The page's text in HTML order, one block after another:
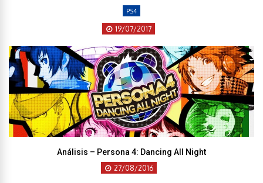
PS4
19/07/2017
Análisis – Persona 4: Dancing All Night
27/08/2016